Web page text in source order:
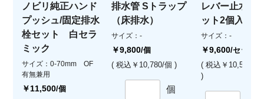
ノビリ純正ハンド
プッシュ/固定排水
栓セット 白セラ
ミック
サイズ：0-70mm OF
有無兼用
￥11,500/個
排水管 Sトラップ
（床排水）
サイズ：-
￥9,800/個
( 税込￥10,780/個 )
個
レバー止水栓
ット2個入)
サイズ：-
￥9,600/セット
( 税込￥10,560/セ
)